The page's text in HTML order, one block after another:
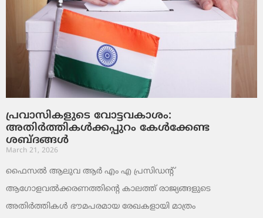
പ്രവാസികളുടെ വോട്ടവകാശം:
അതിർത്തികൾക്കപ്പുറം കേൾക്കേണ്ട
ശബ്ദങ്ങൾ
March 21, 2026
ഫൈസൽ ആലുവ ആർ എം എ പ്രസിഡന്റ്
ആഗോളവൽക്കരണത്തിന്റെ കാലത്ത് രാജ്യങ്ങളുടെ
അതിർത്തികൾ ഭൗമപരമായ രേഖകളായി മാത്രം